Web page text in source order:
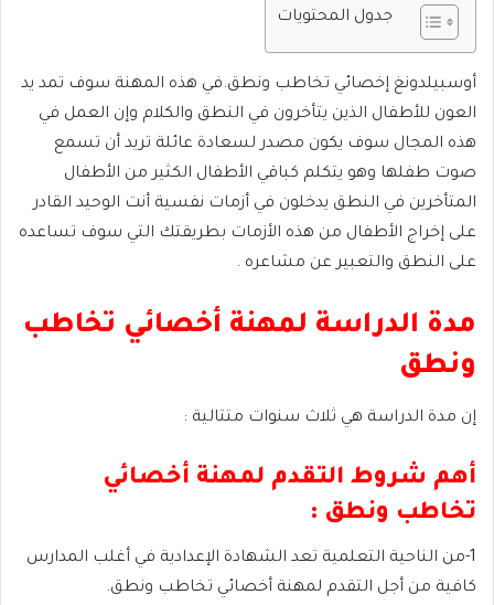
جدول المحتويات
أوسبيلدونغ إخصائي تخاطب ونطق.في هذه المهنة سوف تمد يد
العون للأطفال الذين يتأخرون في النطق والكلام وإن العمل في
هذه المجال سوف يكون مصدر لسعادة عائلة تريد أن تسمع
صوت طفلها وهو يتكلم كباقي الأطفال الكثير من الأطفال
المتأخرين في النطق يدخلون في أزمات نفسية أنت الوحيد القادر
على إخراج الأطفال من هذه الأزمات بطريقتك التي سوف تساعده
على النطق والتعبير عن مشاعره .
مدة الدراسة لمهنة أخصائي تخاطب
ونطق
إن مدة الدراسة هي ثلاث سنوات متتالية :
أهم شروط التقدم لمهنة أخصائي
تخاطب ونطق :
1-من الناحية التعلمية تعد الشهادة الإعدادية في أغلب المدارس
كافية من أجل التقدم لمهنة أخصائي تخاطب ونطق.